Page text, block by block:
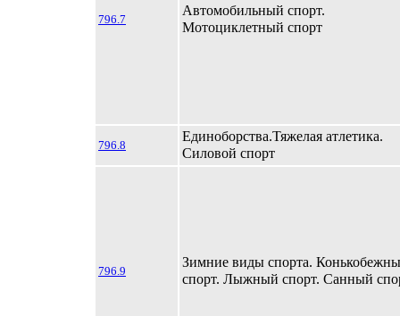
796.7
Автомобильный спорт.
Мотоциклетный спорт
796.8
Единоборства.Тяжелая атлетика.
Силовой спорт
796.9
Зимние виды спорта.
спорт. Лыжный спорт. Санный